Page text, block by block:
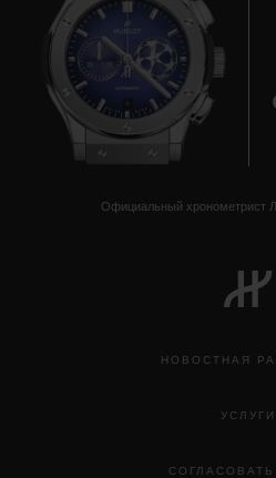
Официальный хронометрист
НОВОСТНАЯ
УСЛУГИ